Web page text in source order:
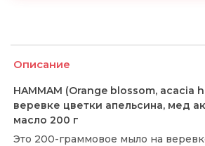
Описание
HAMMAM (Orange blossom, acacia
веревке цветки апельсина, мед
масло 200 г
Это 200-граммовое мыло на